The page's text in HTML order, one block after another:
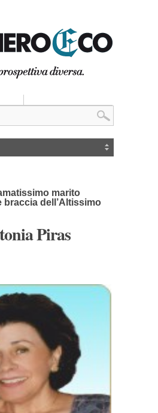
marito
braccia dell’Altissimo
Piras